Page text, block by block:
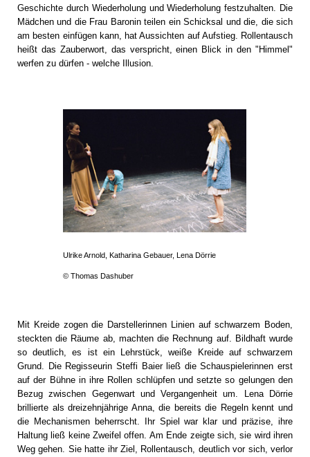
Geschichte durch Wiederholung und Wiederholung festzuhalten. Die
Mädchen und die Frau Baronin teilen ein Schicksal und die, die sich
am besten einfügen kann, hat Aussichten auf Aufstieg. Rollentausch
heißt das Zauberwort, das verspricht, einen Blick in den "Himmel"
werfen zu dürfen - welche Illusion.
Ulrike Arnold, Katharina Gebauer, Lena Dörrie
© Thomas Dashuber
Mit Kreide zogen die Darstellerinnen Linien auf schwarzem Boden,
steckten die Räume ab, machten die Rechnung auf. Bildhaft wurde
so deutlich, es ist ein Lehrstück, weiße Kreide auf schwarzem
Grund. Die Regisseurin Steffi Baier ließ die Schauspielerinnen erst
auf der Bühne in ihre Rollen schlüpfen und setzte so gelungen den
Bezug zwischen Gegenwart und Vergangenheit um. Lena Dörrie
brillierte als dreizehnjährige Anna, die bereits die Regeln kennt und
die Mechanismen beherrscht. Ihr Spiel war klar und präzise, ihre
Haltung ließ keine Zweifel offen. Am Ende zeigte sich, sie wird ihren
Weg gehen. Sie hatte ihr Ziel, Rollentausch, deutlich vor sich, verlor